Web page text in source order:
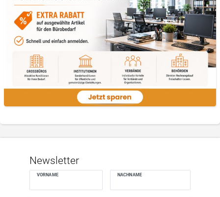
Newsletter
VORNAME NACHNAME